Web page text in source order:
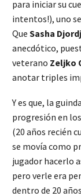
para iniciar su
intentos!), uno
Que Sasha
anecdótico,
veterano Zeljko
anotar triples
Y es que, la
progresión en
(20 años recién
se movía como
jugador hacerlo
pero verle era
dentro de 20